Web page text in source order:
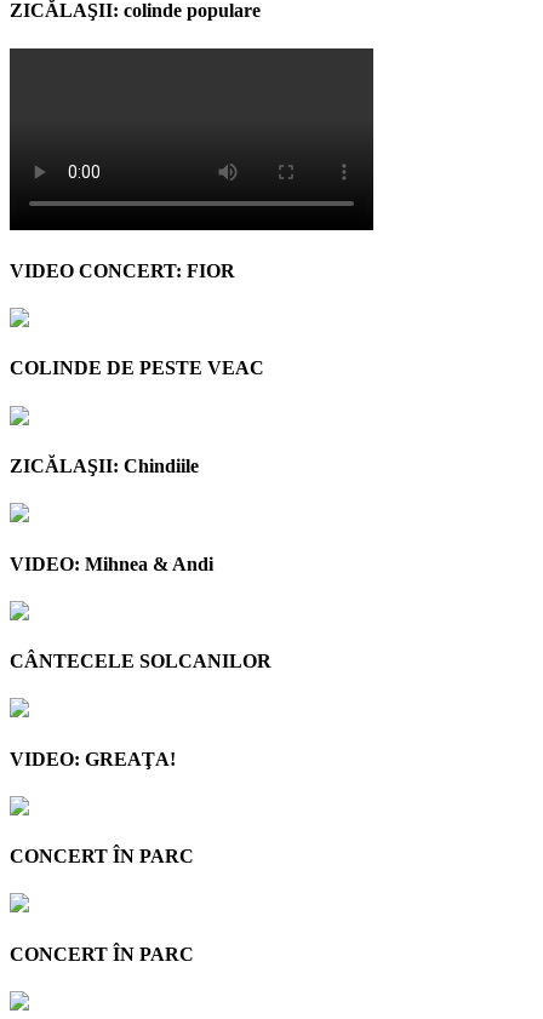
ZICĂLAŞII: colinde populare
VIDEO CONCERT: FIOR
COLINDE DE PESTE VEAC
ZICĂLAŞII: Chindiile
VIDEO: Mihnea & Andi
CÂNTECELE SOLCANILOR
VIDEO: GREAŢA!
CONCERT ÎN PARC
CONCERT ÎN PARC